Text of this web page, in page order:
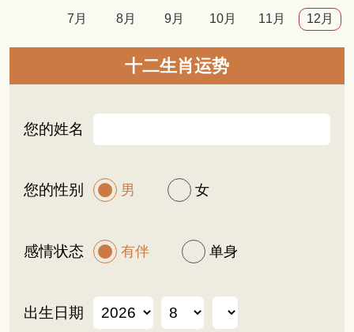
7月 8月 9月 10月 11月 12月
十二生肖运势
您的姓名
您的性别 男 女
感情状态 有伴 单身
出生日期